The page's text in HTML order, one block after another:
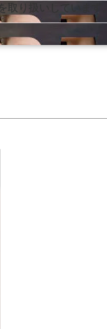
り扱いしています。
り扱いしています。